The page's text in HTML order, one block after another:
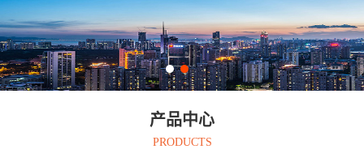
产品中心
PRODUCTS